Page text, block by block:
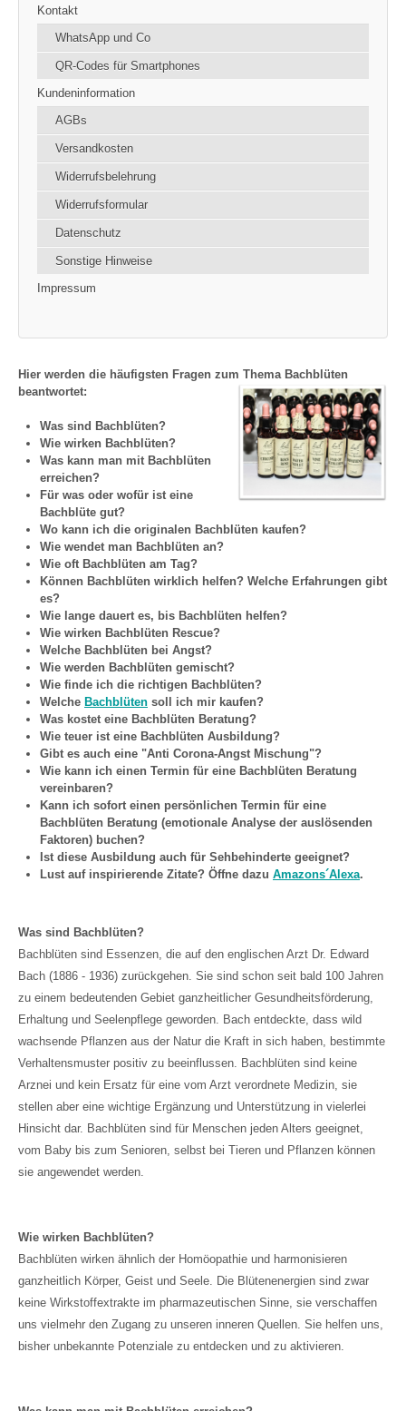
Kontakt
WhatsApp und Co
QR-Codes für Smartphones
Kundeninformation
AGBs
Versandkosten
Widerrufsbelehrung
Widerrufsformular
Datenschutz
Sonstige Hinweise
Impressum
Hier werden die häufigsten Fragen zum Thema Bachblüten
beantwortet:
Was sind Bachblüten?
Wie wirken Bachblüten?
Was kann man mit Bachblüten
erreichen?
Für was oder wofür ist eine
Bachblüte gut?
Wo kann ich die originalen Bachblüten kaufen?
Wie wendet man Bachblüten an?
Wie oft Bachblüten am Tag?
Können Bachblüten wirklich helfen? Welche Erfahrungen gibt
es?
Wie lange dauert es, bis Bachblüten helfen?
Wie wirken Bachblüten Rescue?
Welche Bachblüten bei Angst?
Wie werden Bachblüten gemischt?
Wie finde ich die richtigen Bachblüten?
Welche Bachblüten soll ich mir kaufen?
Was kostet eine Bachblüten Beratung?
Wie teuer ist eine Bachblüten Ausbildung?
Gibt es auch eine "Anti Corona-Angst Mischung"?
Wie kann ich einen Termin für eine Bachblüten Beratung
vereinbaren?
Kann ich sofort einen persönlichen Termin für eine
Bachblüten Beratung (emotionale Analyse der auslösenden
Faktoren) buchen?
Ist diese Ausbildung auch für Sehbehinderte geeignet?
Lust auf inspirierende Zitate? Öffne dazu Amazons´Alexa.
Was sind Bachblüten?
Bachblüten sind Essenzen, die auf den englischen Arzt Dr. Edward
Bach (1886 - 1936) zurückgehen. Sie sind schon seit bald 100 Jahren
zu einem bedeutenden Gebiet ganzheitlicher Gesundheitsförderung,
Erhaltung und Seelenpflege geworden. Bach entdeckte, dass wild
wachsende Pflanzen aus der Natur die Kraft in sich haben, bestimmte
Verhaltensmuster positiv zu beeinflussen. Bachblüten sind keine
Arznei und kein Ersatz für eine vom Arzt verordnete Medizin, sie
stellen aber eine wichtige Ergänzung und Unterstützung in vielerlei
Hinsicht dar. Bachblüten sind für Menschen jeden Alters geeignet,
vom Baby bis zum Senioren, selbst bei Tieren und Pflanzen können
sie angewendet werden.
Wie wirken Bachblüten?
Bachblüten wirken ähnlich der Homöopathie und harmonisieren
ganzheitlich Körper, Geist und Seele. Die Blütenenergien sind zwar
keine Wirkstoffextrakte im pharmazeutischen Sinne, sie verschaffen
uns vielmehr den Zugang zu unseren inneren Quellen. Sie helfen uns,
bisher unbekannte Potenziale zu entdecken und zu aktivieren.